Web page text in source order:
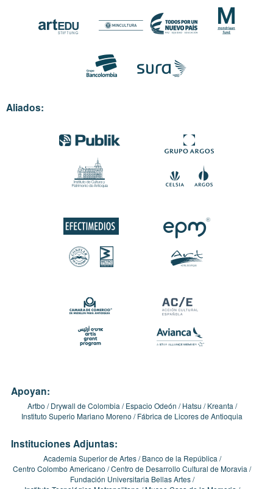
Aliados:
Apoyan:
Artbo Drywall de Colombia Espacio Odeón Hatsu
Kreanta
Instituto Superio Mariano Moreno
Fábrica de Licores de Antioquia
Instituciones Adjuntas:
Academia Superior de Artes
Banco de la República
Centro Colombo Americano Centro de Desarrollo Cultural de Moravia
Fundación Universitaria Bellas Artes